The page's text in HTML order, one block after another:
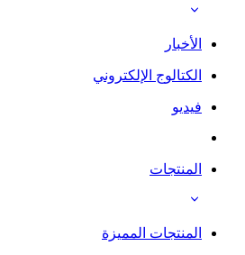
الأخبار
الكتالوج الإلكتروني
فيديو
المنتجات
المنتجات المميزة